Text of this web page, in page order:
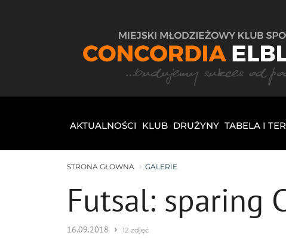
AKTUALNOŚCI KLUB DRUŻYNY TABELA I
STRONA GŁOWNA GALERIE
Futsal: sparing
16.09.2018 › 12 zdjęć